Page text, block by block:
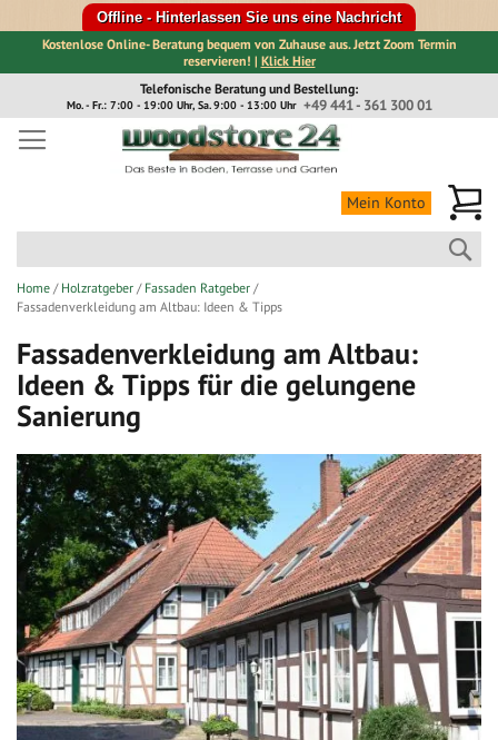
Offline - Hinterlassen Sie uns eine Nachricht
Kostenlose Online- Beratung bequem von Zuhause aus. Jetzt Zoom Termin
reservieren! | Klick Hier
Inhalt
Telefonische Beratung und Bestellung:
+49 441 - 361 300 01
Mo. - Fr.: 7:00 - 19:00 Uhr, Sa. 9:00 - 13:00 Uhr
Mein Konto
Home Holzratgeber
Fassaden Ratgeber
Fassadenverkleidung am Altbau: Ideen & Tipps
Fassadenverkleidung am Altbau:
Ideen & Tipps für die gelungene
Sanierung